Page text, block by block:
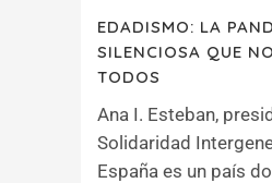
EDADISMO: LA
SILENCIOSA QUE
TODOS
Ana I. Esteban,
Solidaridad
España es un país